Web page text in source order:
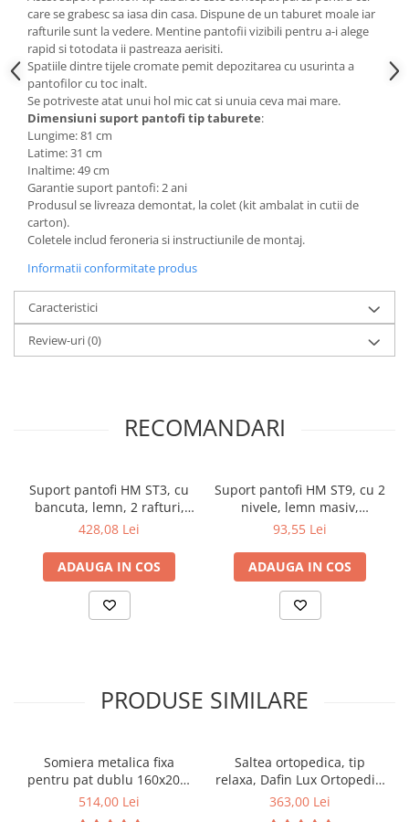
Mese gradinita
Scaune gradinita
Set mese si scaune gradinita
Mobilier copii
Mobila camera copii
Scaune birou pentru copii
Saltele patuturi copii
Paturi copii
Masa si scaune gradinita
Seturi comode living si dormitor
care se grabesc sa iasa din casa. Dispune de un taburet moale iar
rafturile sunt la vedere. Mentine pantofii vizibili pentru a-i alege
rapid si totodata ii pastreaza aerisiti.
Spatiile dintre tijele cromate pemit depozitarea cu usurinta a
pantofilor cu toc inalt.
Se potriveste atat unui hol mic cat si unuia ceva mai mare.
Dimensiuni suport pantofi tip taburete:
Lungime: 81 cm
Latime: 31 cm
Inaltime: 49 cm
Garantie suport pantofi: 2 ani
Produsul se livreaza demontat, la colet (kit ambalat in cutii de
carton).
Coletele includ feroneria si instructiunile de montaj.
Informatii conformitate produs
Caracteristici
Review-uri(0)
RECOMANDARI
Suport pantofi HM ST3, cu
bancuta, lemn, 2 rafturi,
capacitate 8 perechi,
428,08 Lei
ADAUGA IN COS
Suport pantofi HM ST9, cu 2
nivele, lemn masiv,
capacitate 10 perechi, natur
93,55 Lei
ADAUGA IN COS
PRODUSE SIMILARE
Somiera metalica fixa
pentru pat dublu 160x200,
6 picioare, 32 lamele lemn
514,00 Lei
Saltea ortopedica, tip
relaxa, Dafin Lux Ortopedic,
90x200x21cm, fermitate
363,00 Lei